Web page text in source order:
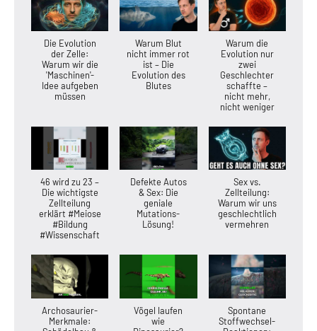
Die Evolution
der Zelle:
Warum wir die
'Maschinen'-
Idee aufgeben
müssen
Warum Blut
nicht immer rot
ist – Die
Evolution des
Blutes
Warum die
Evolution nur
zwei
Geschlechter
schaffte –
nicht mehr,
nicht weniger
46 wird zu 23 –
Die wichtigste
Zellteilung
erklärt #Meiose
#Bildung
#Wissenschaft
Defekte Autos
& Sex: Die
geniale
Mutations-
Lösung!
Sex vs.
Zellteilung:
Warum wir uns
geschlechtlich
vermehren
Archosaurier-
Merkmale:
Vögel laufen
wie
Spontane
Stoffwechsel-